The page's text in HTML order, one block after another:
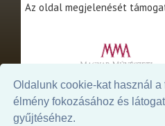
Oldalunk cookie-kat használ a
élmény fokozásához és
gyűjtéséhez.
Az oldal megjelenését